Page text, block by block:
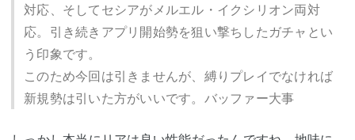
対応、そしてセシアがメルエル・イクシリオン両対
応。引き続きアプリ開始勢を狙い撃ちしたガチャとい
う印象です。
このため今回は引きませんが、縛りプレイでなければ
新規勢は引いた方がいいです。バッファー大事